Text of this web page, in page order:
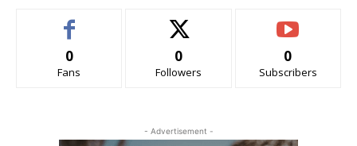
0
Fans
0
Followers
0
Subscribers
- Advertisement -